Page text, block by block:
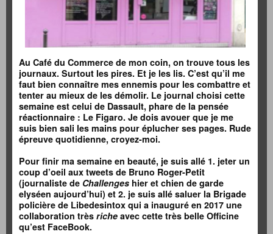
Au Café du Commerce de mon coin, on trouve tous les
journaux. Surtout les pires. Et je les lis. C’est qu’il me
faut bien connaître mes ennemis pour les combattre et
tenter au mieux de les démolir. Le journal choisi cette
semaine est celui de Dassault, phare de la pensée
réactionnaire : Le Figaro. Je dois avouer que je me
suis bien sali les mains pour éplucher ses pages. Rude
épreuve quotidienne, croyez-moi.
Pour finir ma semaine en beauté, je suis allé 1. jeter un
coup d’oeil aux tweets de Bruno Roger-Petit
(journaliste de Challenges hier et chien de garde
elyséen aujourd’hui) et 2. je suis allé saluer la Brigade
policière de Libedesintox qui a inauguré en 2017 une
collaboration très riche avec cette très belle Officine
qu’est FaceBook.